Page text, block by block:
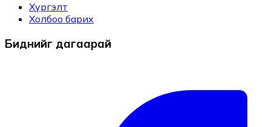
Хүргэлт
Холбоо барих
Биднийг дагаарай